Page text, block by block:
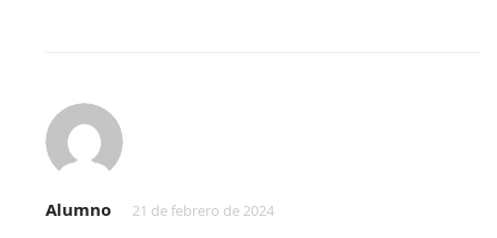
Alumno 21 de febrero de 2024